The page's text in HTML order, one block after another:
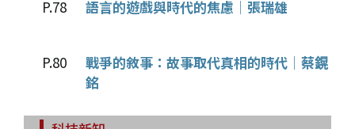
P.78 語言的遊戲與時代的焦慮│張瑞雄
P.80
戰爭的敘事：故事取代真相的時代│蔡鎤
銘